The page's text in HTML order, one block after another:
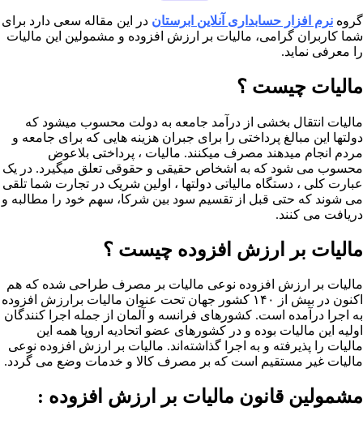
گروه نرم افزار حسابداری آنلاین ابرستان در این مقاله سعی دارد برای
شما کاربران گرامی، مالیات بر ارزش افزوده و مشمولین این مالیات
را معرفی نماید.
مالیات چیست ؟
مالیات انتقال بخشی از درآمد جامعه به دولت محسوب میشود که
دولتها این مبالغ پرداختی را برای جبران هزینه هایی که برای جامعه و
مردم انجام میدهند مصرف میکنند. مالیات ، پرداختی بلاعوض
محسوب می شود که به اشخاص حقیقی و حقوقی تعلق میگیرد. در یک
عبارت کلی ، دستگاه مالیاتی دولتها ، اولین شریک در تجارت شما تلقی
می شوند که حتی قبل از تقسیم سود بین شرکا، سهم خود را مطالبه و
دریافت می کنند.
مالیات بر ارزش افزوده چیست ؟
مالیات بر ارزش افزوده نوعی مالیات بر مصرف طراحی شده که هم
اکنون در بیش از ۱۴۰ کشور جهان تحت عنوان مالیات برارزش افزوده
به اجرا درآمده است. کشورهای فرانسه و آلمان از جمله اجرا کنندگان
اولیه این مالیات بوده و در کشورهای عضو اتحادیه اروپا همه این
مالیات را پذیرفته و به اجرا گذاشته‌اند. مالیات بر ارزش افزوده نوعی
مالیات غیر مستقیم است که بر مصرف کالا و خدمات وضع می گردد.
مشمولین قانون مالیات بر ارزش افزوده :